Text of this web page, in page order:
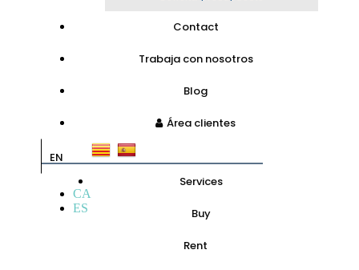
Contact
Trabaja con nosotros
Blog
Área clientes
EN
CA
ES
Services
Buy
Rent